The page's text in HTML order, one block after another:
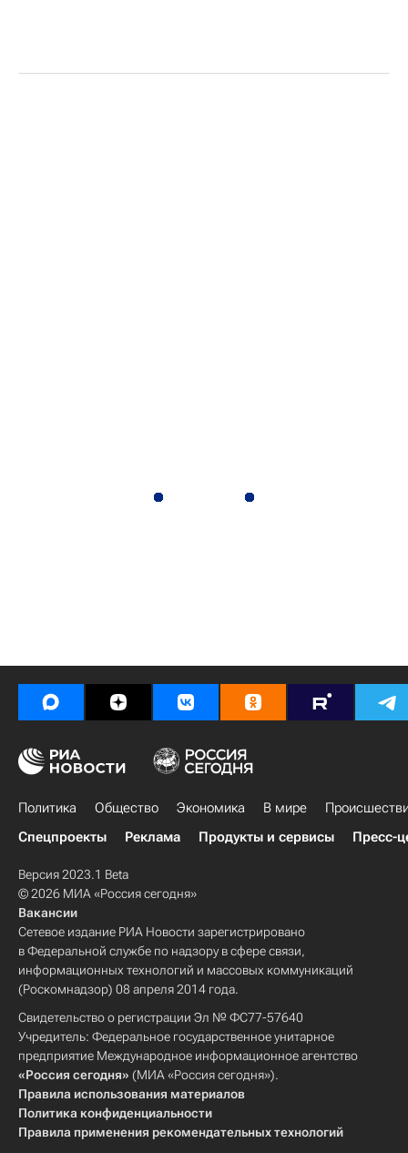
Политика Общество Экономика В мире
Спецпроекты
Реклама Продукты и сервисы Пресс-
Версия 2023.1 Beta
© 2026 МИА «Россия сегодня»
Вакансии
Сетевое издание РИА Новости зарегистрировано
в Федеральной службе по надзору в сфере связи,
информационных технологий и массовых коммуникаций
(Роскомнадзор) 08 апреля 2014 года.
Свидетельство о регистрации Эл № ФС77-57640
Учредитель: Федеральное государственное унитарное
предприятие Международное информационное агентство
«Россия сегодня» (МИА «Россия сегодня»).
Правила использования материалов
Политика конфиденциальности
Правила применения рекомендательных технологий